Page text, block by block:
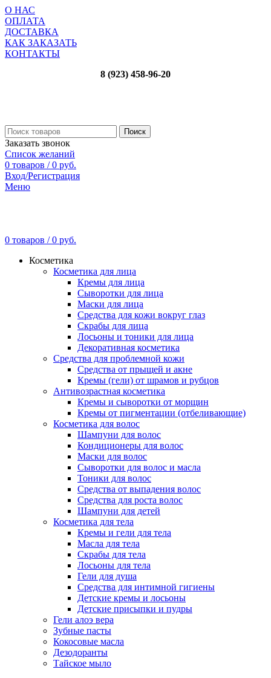
О НАС
ОПЛАТА
ДОСТАВКА
КАК ЗАКАЗАТЬ
КОНТАКТЫ
8 (923) 458-96-20
Поиск
Заказать звонок
Список желаний
0 товаров / 0 руб.
Вход/Регистрация
Меню
0 товаров / 0 руб.
Косметика
Косметика для лица
Кремы для лица
Сыворотки для лица
Маски для лица
Средства для кожи вокруг глаз
Скрабы для лица
Лосьоны и тоники для лица
Декоративная косметика
Средства для проблемной кожи
Средства от прыщей и акне
Кремы (гели) от шрамов и рубцов
Антивозрастная косметика
Кремы и сыворотки от морщин
Кремы от пигментации (отбеливающие)
Косметика для волос
Шампуни для волос
Кондиционеры для волос
Маски для волос
Сыворотки для волос и масла
Тоники для волос
Средства от выпадения волос
Средства для роста волос
Шампуни для детей
Косметика для тела
Кремы и гели для тела
Масла для тела
Скрабы для тела
Лосьоны для тела
Гели для душа
Средства для интимной гигиены
Детские кремы и лосьоны
Детские присыпки и пудры
Гели алоэ вера
Зубные пасты
Кокосовые масла
Дезодоранты
Тайское мыло